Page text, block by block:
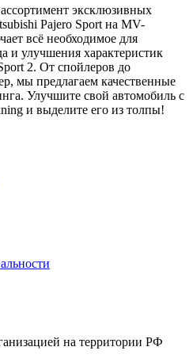
эксклюзивных
Pajero Sport на MV-
всё необходимое для
и улучшения характеристик
2. От спойлеров до
мы предлагаем качественные
Улучшите свой автомобиль с
и выделите его из толпы!
на территории РФ